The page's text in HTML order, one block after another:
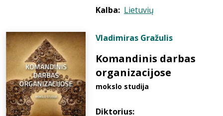
Kalba: Lietuvių
Vladimiras Gražulis
Komandinis darbas
organizacijose
mokslo studija
Diktorius: